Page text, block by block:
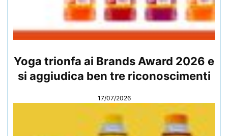
Yoga trionfa ai Brands Award 2026 e
si aggiudica ben tre riconoscimenti
17/07/2026